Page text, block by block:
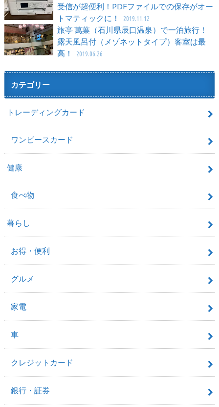
受信が超便利！PDFファイルでの保存がオー
トマティックに！
2019.11.12
旅亭 萬葉（石川県辰口温泉）で一泊旅行！
露天風呂付（メゾネットタイプ）客室は最
高！
2019.06.26
カテゴリー
トレーディングカード
ワンピースカード
健康
食べ物
暮らし
お得・便利
グルメ
家電
車
クレジットカード
銀行・証券